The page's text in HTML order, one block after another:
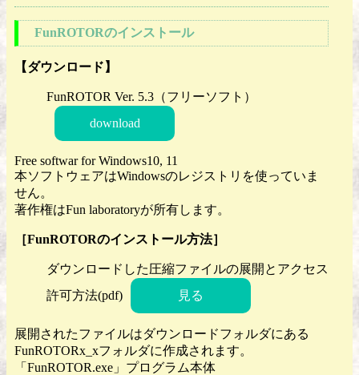
FunROTORのインストール
【ダウンロード】
FunROTOR Ver. 5.3（フリーソフト）
download
Free softwar for Windows10, 11
本ソフトウェアはWindowsのレジストリを使っていま
せん。
著作権はFun laboratoryが所有します。
［FunROTORのインストール方法］
ダウンロードした圧縮ファイルの展開とアクセス
許可方法(pdf)
見る
展開されたファイルはダウンロードフォルダにある
FunROTORx_xフォルダに作成されます。
「FunROTOR.exe」プログラム本体